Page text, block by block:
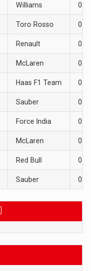
Williams 0
Toro Rosso 0
Renault 0
McLaren 0
Haas F1 Team 0
Sauber 0
Force India 0
McLaren 0
Red Bull 0
Sauber 0